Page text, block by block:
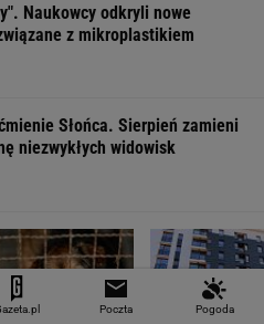
Naukowcy odkryli nowe
z mikroplastikiem
Słońca. Sierpień zamieni
niezwykłych widowisk
Poczta Pogoda